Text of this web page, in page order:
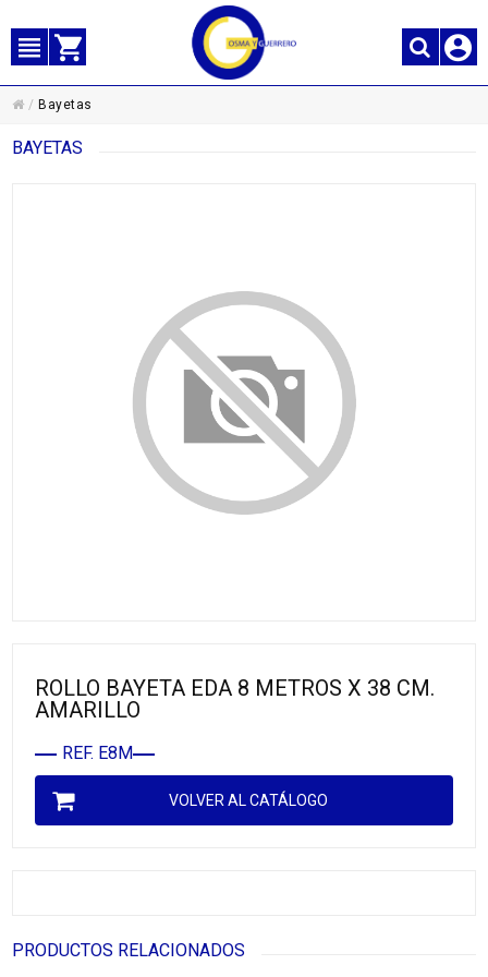
/ Bayetas
BAYETAS
ROLLO BAYETA EDA 8 METROS X 38 CM.
AMARILLO
REF. E8M
VOLVER AL CATÁLOGO
PRODUCTOS RELACIONADOS